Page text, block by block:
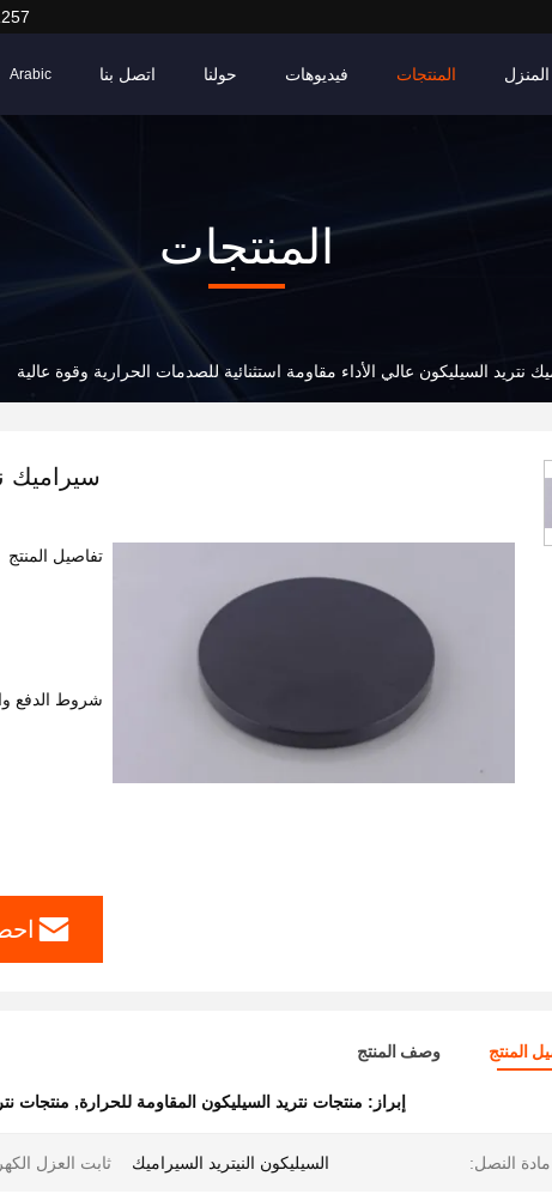
المنزل المنتجات فيديوهات حولنا اتصل بنا Arabic
المنتجات
نتريد السيليكون عالي الأداء مقاومة استثنائية للصدمات الحرارية وقوة عالية
سيراميك
تفاصيل المنتج
شروط الدفع
المنتج وصف المنتج
إبراز: منتجات نتريد السيليكون المقاومة للحرارة, منتجات
مادة النصل: السيليكون النيتريد السيراميك ثابت العزل